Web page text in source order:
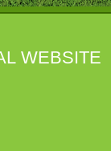
WEBSITE